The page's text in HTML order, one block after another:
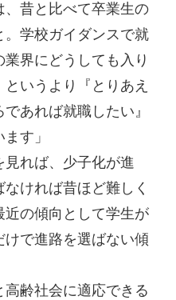
昔と比べて卒業生の
学校ガイダンスで就
界にどうしても入り
いうより『とりあえ
あれば就職したい』
す」
れば、少子化が進
ければ昔ほど難しく
の傾向として学生が
で進路を選ばない傾
齢社会に適応できる